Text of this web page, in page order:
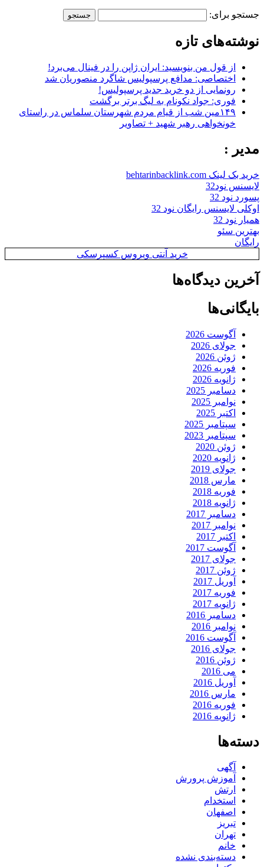
جستجو برای:
نوشته‌های تازه
از قول من بنویسید: ایران ژاپن را در فینال می‌برد!
اختصاصی: مدافع پرسپولیس شاگرد منصوریان شد
رونمایی از دو خرید جدید پرسپولیس!
فوری: جواد نکونام به لیگ برتر برگشت
۱۴۹مین شب از قیام مردم شهرستان سلماس در راستای
خونخواهی رهبر شهید + تصاویر
مدیر :
خرید بک لینک behtarinbacklink.com
لایسنس نود32
پسورد نود 32
اوکلی لایسنس رایگان نود 32
همیار نود 32
بهترین سئو
رایگان
خرید آنتی ویروس کسپرسکی
آخرین دیدگاه‌ها
بایگانی‌ها
آگوست 2026
جولای 2026
ژوئن 2026
فوریه 2026
ژانویه 2026
دسامبر 2025
نوامبر 2025
اکتبر 2025
سپتامبر 2025
سپتامبر 2023
ژوئن 2020
ژانویه 2020
جولای 2019
مارس 2018
فوریه 2018
ژانویه 2018
دسامبر 2017
نوامبر 2017
اکتبر 2017
آگوست 2017
جولای 2017
ژوئن 2017
آوریل 2017
فوریه 2017
ژانویه 2017
دسامبر 2016
نوامبر 2016
آگوست 2016
جولای 2016
ژوئن 2016
می 2016
آوریل 2016
مارس 2016
فوریه 2016
ژانویه 2016
دسته‌ها
آگهی
آموزش پرورش
ارتش
استخدام
اصفهان
تبریز
تهران
خانم
دسته‌بندی نشده